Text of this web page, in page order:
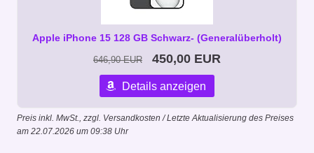
Apple iPhone 15 128 GB Schwarz- (Generalüberholt)
646,90 EUR 450,00 EUR
Details anzeigen
Preis inkl. MwSt., zzgl. Versandkosten / Letzte Aktualisierung des Preises
am 22.07.2026 um 09:38 Uhr